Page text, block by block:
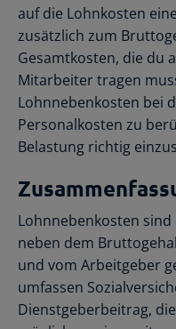
auf die Lohnkosten
zusätzlich zum
Gesamtkosten, die du
Mitarbeiter tragen
Lohnnebenkosten bei
Personalkosten zu
Belastung richtig
Lohnnebenkosten
neben dem
und vom Arbeitgeber
umfassen
Dienstgeberbeitrag,